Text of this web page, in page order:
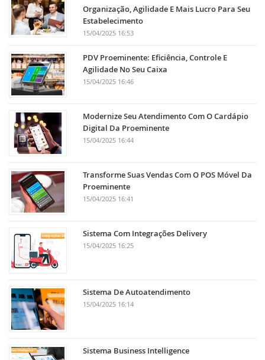
Organização, Agilidade E Mais Lucro Para Seu
Estabelecimento
15/04/2025 16:53
PDV Proeminente: Eficiência, Controle E
Agilidade No Seu Caixa
15/04/2025 16:46
Modernize Seu Atendimento Com O Cardápio
Digital Da Proeminente
15/04/2025 16:44
Transforme Suas Vendas Com O POS Móvel Da
Proeminente
15/04/2025 16:41
Sistema Com Integrações Delivery
15/04/2025 16:25
Sistema De Autoatendimento
15/04/2025 16:14
Sistema Business Intelligence